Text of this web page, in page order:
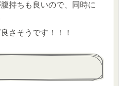
持ちも良いので、同時に
さそうです！！！